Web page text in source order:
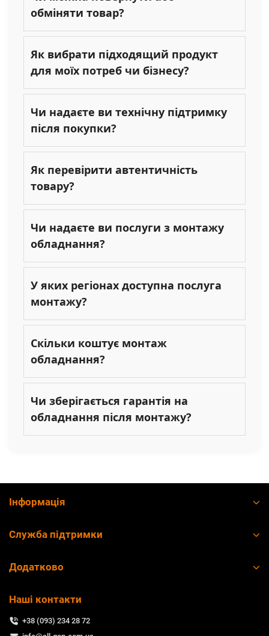
обміняти товар?
Як вибрати підходящий продукт
для моїх потреб чи бізнесу?
Чи надаєте ви технічну підтримку
після покупки?
Як перевірити автентичність
товару?
Чи надаєте ви послуги з монтажу
обладнання?
У яких регіонах доступна послуга
монтажу?
Скільки коштує монтаж
обладнання?
Чи зберігається гарантія на
обладнання після монтажу?
Інформація
Служба підтримки
Додатково
Наші контакти
+38 (093) 234 28 72